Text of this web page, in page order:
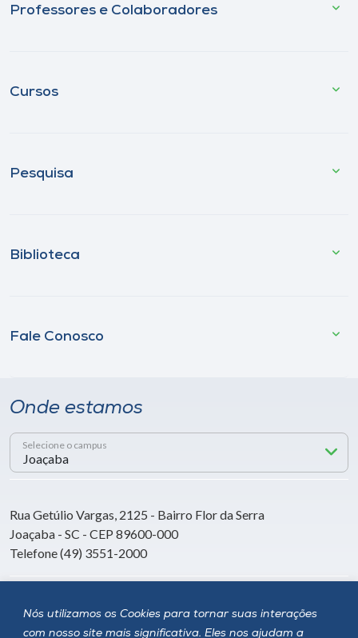
Nós utilizamos os Cookies para tornar suas interações
com nosso site mais significativa. Eles nos ajudam a
Professores e Colaboradores
Cursos
Pesquisa
Biblioteca
Fale Conosco
Onde estamos
Selecione o campus
Rua Getúlio Vargas, 2125 - Bairro Flor da Serra
Joaçaba - SC - CEP 89600-000
Telefone (49) 3551-2000
Siga a Unoesc